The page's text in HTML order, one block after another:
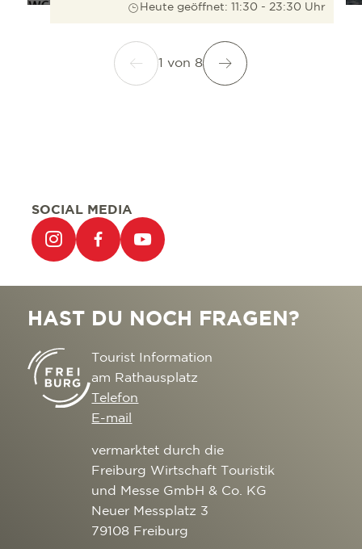
Heute geöffnet: 11:30 - 23:30 Uhr
1 von 8
SOCIAL MEDIA
HAST DU NOCH FRAGEN?
Tourist Information
am Rathausplatz
Telefon
E-mail
vermarktet durch die
Freiburg Wirtschaft Touristik
und Messe GmbH & Co. KG
Neuer Messplatz 3
79108 Freiburg